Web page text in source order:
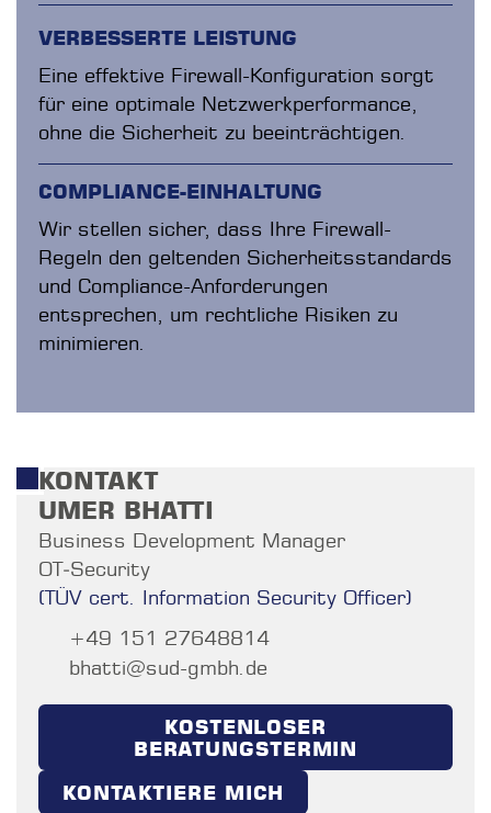
VERBESSERTE LEISTUNG
Eine effektive Firewall-Konfiguration sorgt
für eine optimale Netzwerkperformance,
ohne die Sicherheit zu beeinträchtigen.
COMPLIANCE-EINHALTUNG
Wir stellen sicher, dass Ihre Firewall-
Regeln den geltenden Sicherheitsstandards
und Compliance-Anforderungen
entsprechen, um rechtliche Risiken zu
minimieren.
KONTAKT
UMER BHATTI
Business Development Manager
OT‑Security
(TÜV cert. Information Security Officer)
+49 151 27648814
bhatti@sud-gmbh.de
KOSTENLOSER
BERATUNGSTERMIN
KONTAKTIERE MICH